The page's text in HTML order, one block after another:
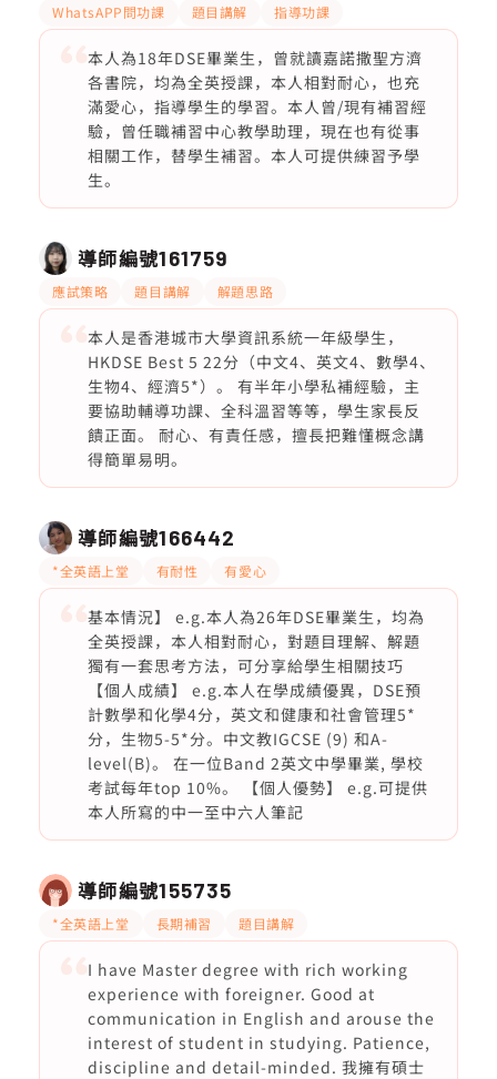
WhatsAPP問功課 題目講解 指導功課
本人為18年DSE畢業生，曾就讀嘉諾撒聖方濟
各書院，均為全英授課，本人相對耐心，也充
滿愛心，指導學生的學習。本人曾/現有補習經
驗，曾任職補習中心教學助理，現在也有從事
相關工作，替學生補習。本人可提供練習予學
生。
導師編號161759
應試策略 題目講解 解題思路
本人是香港城市大學資訊系統一年級學生，
HKDSE Best 5 22分（中文4、英文4、數學4、
生物4、經濟5*）。 有半年小學私補經驗，主
要協助輔導功課、全科溫習等等，學生家長反
饋正面。 耐心、有責任感，擅長把難懂概念講
得簡單易明。
導師編號166442
*全英語上堂 有耐性 有愛心
基本情況】 e.g.本人為26年DSE畢業生，均為
全英授課，本人相對耐心，對題目理解、解題
獨有一套思考方法，可分享給學生相關技巧
【個人成績】 e.g.本人在學成績優異，DSE預
計數學和化學4分，英文和健康和社會管理5*
分，生物5-5*分。中文教IGCSE (9) 和A-
level(B)。 在一位Band 2英文中學畢業, 學校
考試每年top 10%。 【個人優勢】 e.g.可提供
本人所寫的中一至中六人筆記
導師編號155735
*全英語上堂 長期補習 題目講解
I have Master degree with rich working
experience with foreigner. Good at
communication in English and arouse the
interest of student in studying. Patience,
discipline and detail-minded. 我擁有碩士